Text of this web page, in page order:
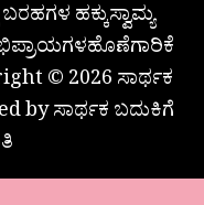
ಹಕ್ಕುಸ್ವಾಮ್ಯ
© 2026 ಸಾರ್ಥಕ
by ಸಾರ್ಥಕ ಬದುಕಿಗೆ